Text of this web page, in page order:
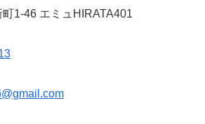
1-46 エミュHIRATA401